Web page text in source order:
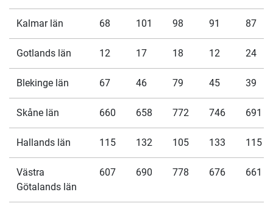
Kalmar län 68 101 98 91 87
Gotlands län 12 17 18 12 24
Blekinge län 67 46 79 45 39
Skåne län 660 658 772 746 691
Hallands län 115 132 105 133 115
Västra
Götalands län
607 690 778 676 661